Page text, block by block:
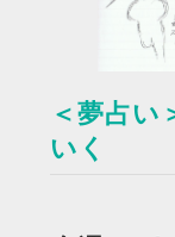
＜夢占い
いく